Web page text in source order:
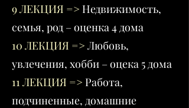
9 ЛЕКЦИЯ => Недвижимость,
семья, род – оценка 4 дома
10 ЛЕКЦИЯ => Любовь,
увлечения, хобби – оцека 5 дома
11 ЛЕКЦИЯ => Работа,
подчиненные, домашние